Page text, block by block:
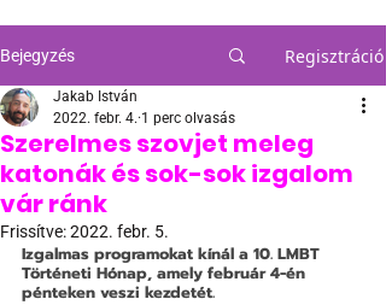
Bejegyzés Regisztráció
Szerelmes szovjet meleg
katonák és sok-sok izgalom
vár ránk
Jakab István
2022. febr. 4. 1 perc olvasás
Frissítve:2022. febr. 5.
Izgalmas programokat kínál a 10. LMBT
Történeti Hónap, amely február 4-én
pénteken veszi kezdetét.